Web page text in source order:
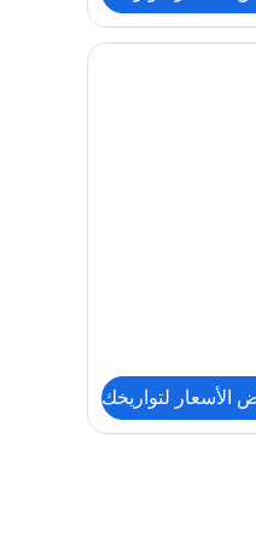
كي وواي فاي مجانًا وملاءات أسرّة
الأسعار لتواريخك